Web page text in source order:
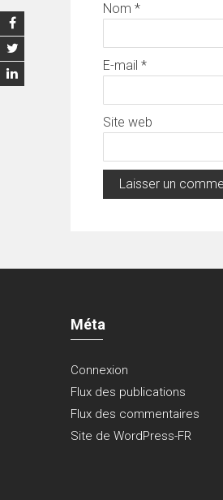
Nom *
E-mail *
Site web
Méta
Connexion
Flux des publications
Flux des commentaires
Site de WordPress-FR